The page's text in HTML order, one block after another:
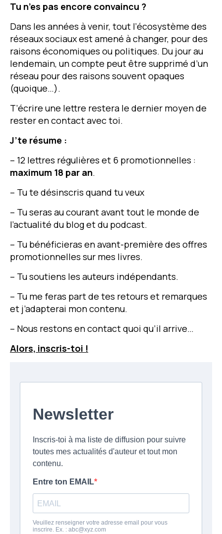
Tu n’es pas encore convaincu ?
Dans les années à venir, tout l’écosystème des
réseaux sociaux est amené à changer, pour des
raisons économiques ou politiques. Du jour au
lendemain, un compte peut être supprimé d’un
réseau pour des raisons souvent opaques
(quoique…).
T’écrire une lettre restera le dernier moyen de
rester en contact avec toi.
J’te résume :
– 12 lettres régulières et 6 promotionnelles :
maximum 18 par an.
– Tu te désinscris quand tu veux
– Tu seras au courant avant tout le monde de
l’actualité du blog et du podcast.
– Tu bénéficieras en avant-première des offres
promotionnelles sur mes livres.
– Tu soutiens les auteurs indépendants.
– Tu me feras part de tes retours et remarques
et j’adapterai mon contenu.
– Nous restons en contact quoi qu’il arrive…
Alors, inscris-toi !